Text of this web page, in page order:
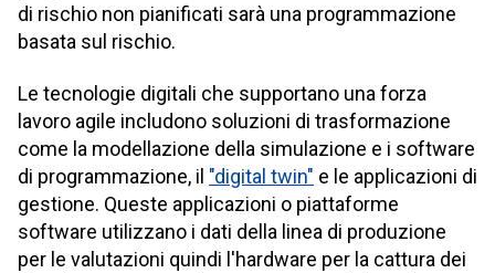
di rischio non pianificati sarà una programmazione
basata sul rischio.
Le tecnologie digitali che supportano una forza
lavoro agile includono soluzioni di trasformazione
come la modellazione della simulazione e i software
di programmazione, il "digital twin" e le applicazioni di
gestione. Queste applicazioni o piattaforme
software utilizzano i dati della linea di produzione
per le valutazioni quindi l'hardware per la cattura dei